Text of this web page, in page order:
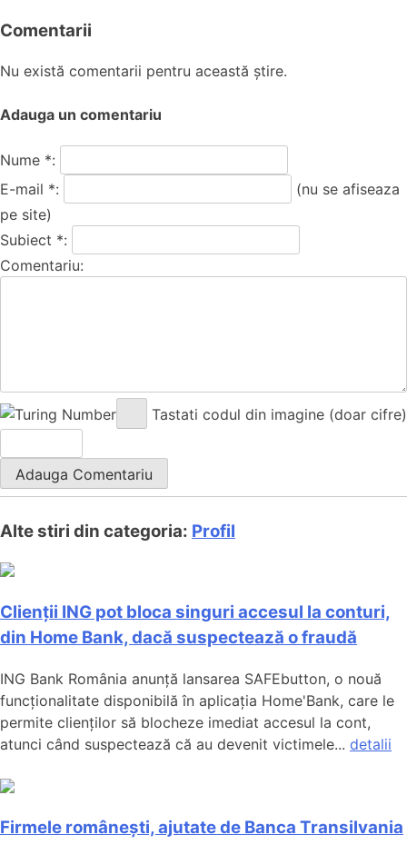
Comentarii
Nu există comentarii pentru această știre.
Adauga un comentariu
Nume *:
E-mail *:
(nu se afiseaza
pe site)
Subiect *:
Comentariu:
Tastati codul din imagine (doar cifre)
Alte stiri din categoria: Profil
Clienții ING pot bloca singuri accesul la conturi,
din Home Bank, dacă suspectează o fraudă
ING Bank România anunță lansarea SAFEbutton, o nouă
funcționalitate disponibilă în aplicația Home'Bank, care le
permite clienților să blocheze imediat accesul la cont,
atunci când suspectează că au devenit victimele... detalii
Firmele românești, ajutate de Banca Transilvania